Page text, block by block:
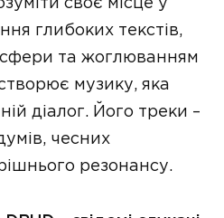
своє місце у
глибоких текстів,
та жоглюванням
музику, яка
діалог. Його треки –
чесних
резонансу.